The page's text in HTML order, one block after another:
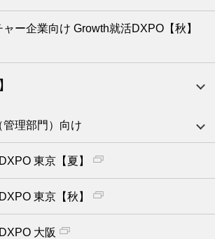
ー企業向け Growth就活DXPO【秋】
理部門）向け
東京【夏】
東京【秋】
大阪